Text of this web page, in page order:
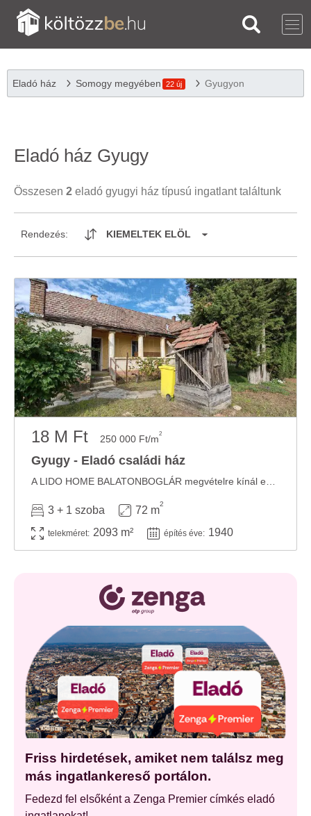
Eladó ház Somogy megyében 22 új Gyugyon
Eladó ház Gyugy
Összesen 2 eladó gyugyi ház típusú ingatlant találtunk
Rendezés: KIEMELTEK ELÖL
18 M Ft 250 000 Ft/m2
Gyugy - Eladó családi ház
3 + 1 szoba 72 m
2
telekméret: 2093 m² építés éve: 1940
Friss hirdetések, amiket nem találsz meg
más ingatlankereső portálon.
Fedezd fel elsőként a Zenga Premier címkés eladó